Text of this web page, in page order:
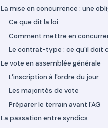
La mise en concurrence : une
Ce que dit la loi
Comment mettre en
Le contrat-type : ce qu'il doit
Le vote en assemblée générale
L'inscription à l'ordre du jour
Les majorités de vote
Préparer le terrain avant l'AG
La passation entre syndics